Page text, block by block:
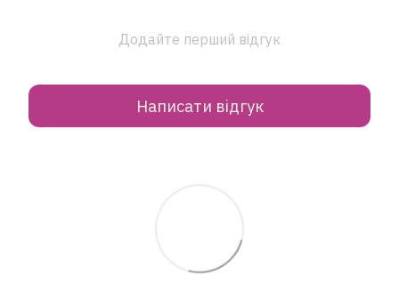
Додайте перший відгук
Написати відгук